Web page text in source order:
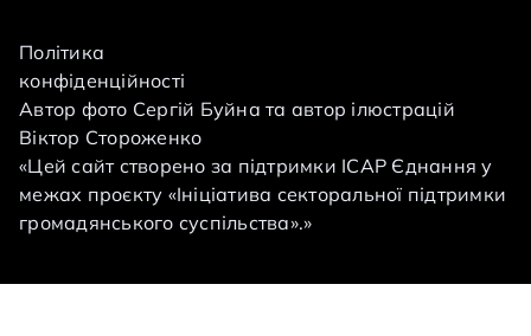
Політика
конфіденційності
Автор фото Сергій Буйна та автор ілюстрацій
Віктор Стороженко
«Цей сайт створено за підтримки ІСАР Єднання у
межах проєкту «Ініціатива секторальної підтримки
громадянського суспільства».»